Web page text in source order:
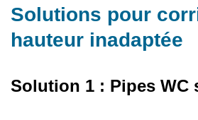
Solutions pour
hauteur inadaptée
Solution 1 : Pipes WC